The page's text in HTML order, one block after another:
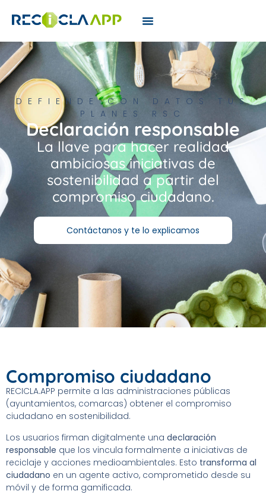
DEFIENDE CON DATOS TUS
PLANES RSC
Declaración responsable
La llave para hacer realidad
ambiciosas iniciativas de
sostenibilidad a partir del
compromiso ciudadano.
Contáctanos y te lo explicamos
Compromiso ciudadano
RECICLA.APP permite a las administraciones públicas
(ayuntamientos, comarcas) obtener el compromiso
ciudadano en sostenibilidad.
Los usuarios firman digitalmente una declaración
responsable que los vincula formalmente a iniciativas de
reciclaje y acciones medioambientales. Esto transforma al
ciudadano en un agente activo, comprometido desde su
móvil y de forma gamificada.